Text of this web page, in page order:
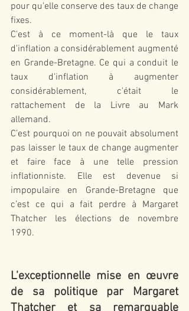
pour qu'elle conserve des taux de change
fixes.
C'est à ce moment-là que le taux
d'inflation a considérablement augmenté
en Grande-Bretagne. Ce qui a conduit le
taux d'inflation à augmenter
considérablement, c'était le
rattachement de la Livre au Mark
allemand.
C’est pourquoi on ne pouvait absolument
pas laisser le taux de change augmenter
et faire face à une telle pression
inflationniste. Elle est devenue si
impopulaire en Grande-Bretagne que
c’est ce qui a fait perdre à Margaret
Thatcher les élections de novembre
1990.
L'exceptionnelle mise en œuvre
de sa politique par Margaret
Thatcher et sa remarquable